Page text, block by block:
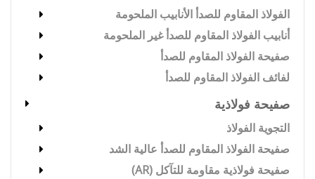
الفولاذ المقاوم للصدأ الأنابيب الملحومة
أنابيب الفولاذ المقاوم للصدأ غير الملحومة
صفيحة الفولاذ المقاوم للصدأ
لفائف الفولاذ المقاوم للصدأ
صفيحة فولاذية
التجوية الفولاذ
صفيحة الفولاذ المقاوم للصدأ عالية الشد
صفيحة فولاذية مقاومة للتآكل (AR)